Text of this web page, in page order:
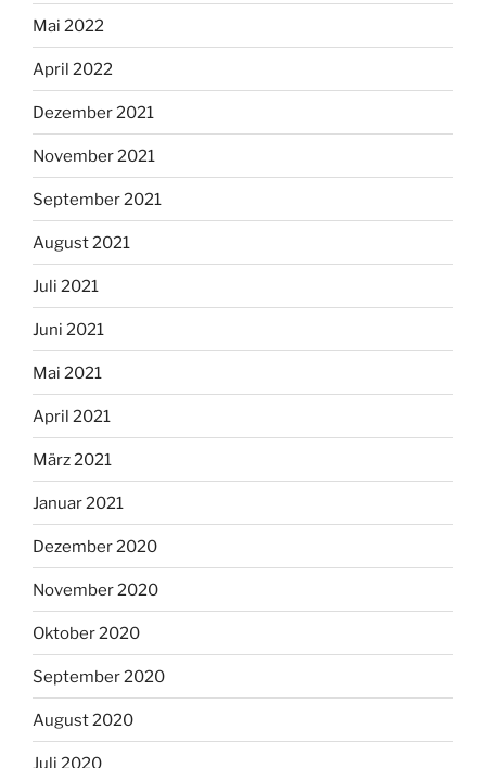
Mai 2022
April 2022
Dezember 2021
November 2021
September 2021
August 2021
Juli 2021
Juni 2021
Mai 2021
April 2021
März 2021
Januar 2021
Dezember 2020
November 2020
Oktober 2020
September 2020
August 2020
Juli 2020